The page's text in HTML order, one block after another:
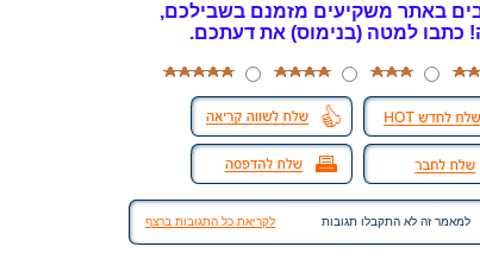
באתר משקיעים מזמנם בשבילכם,
כתבו למטה (בנימוס) את דעתכם.
למאמר זה לא התקבלו תגובות לקריאת כל התגובות ברצף